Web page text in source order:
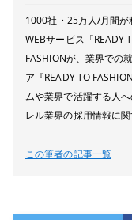
1000社・25万人/月間が
WEBサービス「READY
FASHIONが、業界での
ア『READY TO
ムや業界で活躍する人
レル業界の採用情報に
この筆者の記事一覧